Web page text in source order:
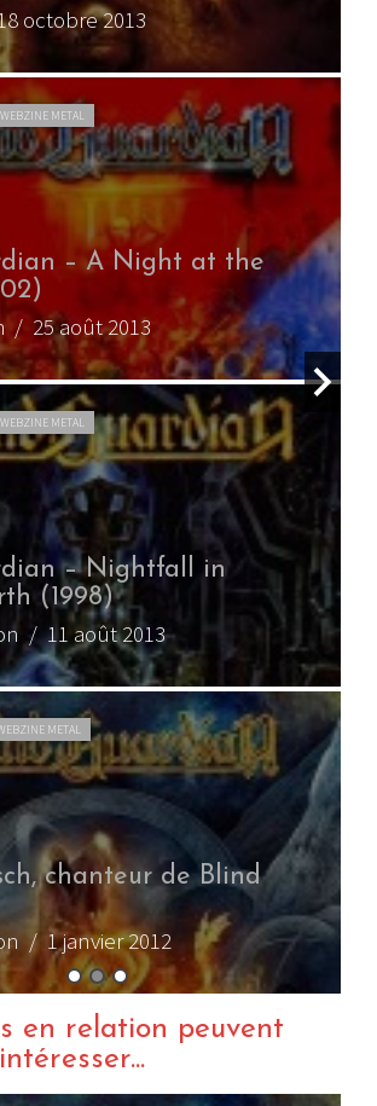
/ 2 octobre 2010
WEBZINE METAL
– At the Edge of
/ 11 juillet 2010
WEBZINE METAL
chanteur de Blind
(2010)
/ 11 juin 2010
WEBZINE METAL
chanteur de Blind
(2006)
/ 7 septembre 2006
en relation peuvent